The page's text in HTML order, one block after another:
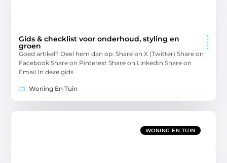
Gids & checklist voor onderhoud, styling en
groen
Goed artikel? Deel hem dan op: Share on X (Twitter) Share on
Facebook Share on Pinterest Share on LinkedIn Share on
Email In deze gids
Woning En Tuin
WONING EN TUIN